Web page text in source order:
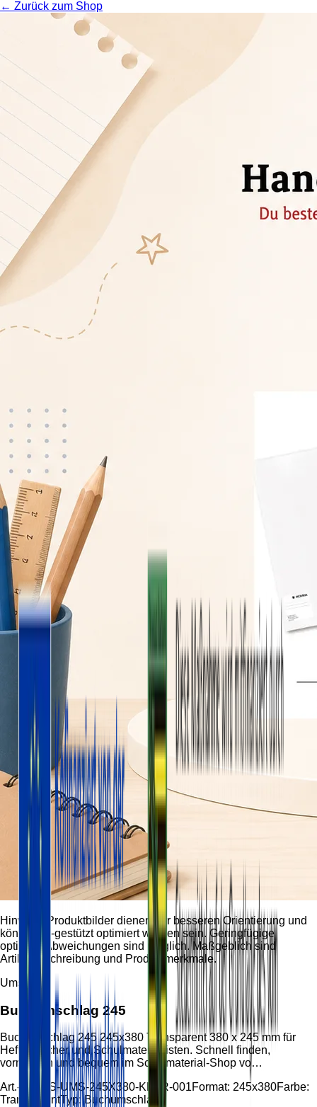
← Zurück zum Shop
Hinweis:
Produktbilder dienen der besseren Orientierung und
können KI-gestützt optimiert worden sein. Geringfügige
optische Abweichungen sind möglich. Maßgeblich sind
Artikelbeschreibung und Produktmerkmale.
Umschlag
Buchumschlag 245
Buchumschlag 245 245x380 Transparent 380 x 245 mm für
Hefte, Bücher und Schulmateriallisten. Schnell finden,
vormerken und bequem im Schulmaterial-Shop vo…
Art.-Nr.: HS-UMS-245X380-KLAR-001Format: 245x380Farbe:
TransparentTyp:Buchumschlag